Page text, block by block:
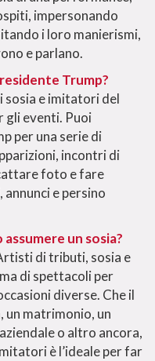
impersonando
i loro manierismi,
e parlano.
Trump?
sosia e imitatori del
gli eventi. Puoi
per una serie di
incontri di
foto e fare
e persino
un sosia?
di tributi, sosia e
di spettacoli per
diverse. Che il
un matrimonio, un
o altro ancora,
è l’ideale per far